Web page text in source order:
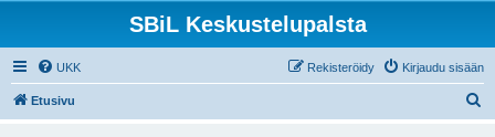
SBiL Keskustelupalsta
UKK Kirjaudu sisään
Rekisteröidy
Etusivu